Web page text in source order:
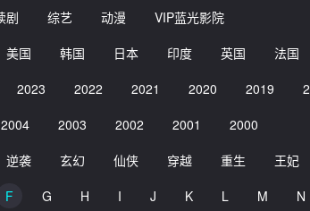
剧 综艺 动漫
VIP蓝光影院
美国 韩国 日本 印度 英国 法国
2023 2022 2021 2020 2019
2004 2003 2002 2001
2000
逆袭 玄幻 仙侠 穿越 重生 王妃
F G H I J K L M N